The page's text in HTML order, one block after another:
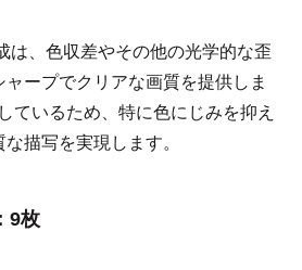
は、色収差やその他の光学的な歪
ープでクリアな画質を提供しま
ているため、特に色にじみを抑え
描写を実現します。
9枚